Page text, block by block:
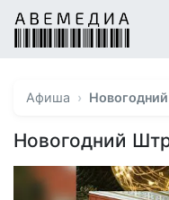
Афиша
Новогодний